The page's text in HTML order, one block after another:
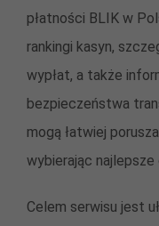
płatności BLIK w
rankingi kasyn,
wypłat, a także
bezpieczeństwa
mogą łatwiej
wybierając najlepsze
Celem serwisu jest